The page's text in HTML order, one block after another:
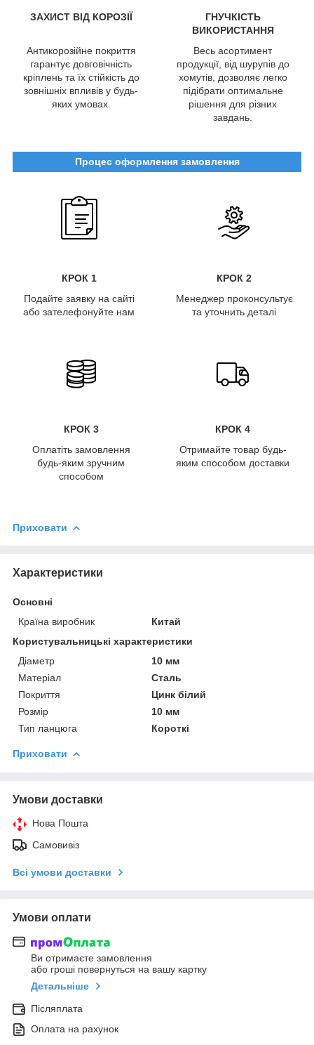
ЗАХИСТ ВІД КОРОЗІЇ
ГНУЧКІСТЬ
ВИКОРИСТАННЯ
Антикорозійне покриття
гарантує довговічність
кріплень та їх стійкість до
зовнішніх впливів у будь-
яких умовах.
Весь асортимент
продукції, від шурупів до
хомутів, дозволяє легко
підібрати оптимальне
рішення для різних
завдань.
Процес оформлення замовлення
КРОК 1
КРОК 2
Подайте заявку на сайті
або зателефонуйте нам
Менеджер проконсультує
та уточнить деталі
КРОК 3
КРОК 4
Оплатіть замовлення
будь-яким зручним
способом
Отримайте товар будь-
яким способом доставки
Приховати
Характеристики
Основні
Країна виробник
Китай
Користувальницькі характеристики
Діаметр
10 мм
Матеріал
Сталь
Покриття
Цинк білий
Розмір
10 мм
Тип ланцюга
Короткі
Приховати
Умови доставки
Нова Пошта
Самовивіз
Всі умови доставки
Умови оплати
Ви отримаєте замовлення
або гроші повернуться на вашу картку
Детальніше
Післяплата
Оплата на рахунок